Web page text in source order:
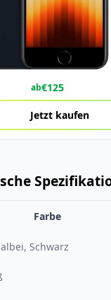
ab€125
Jetzt kaufen
Farbe
Schwarz